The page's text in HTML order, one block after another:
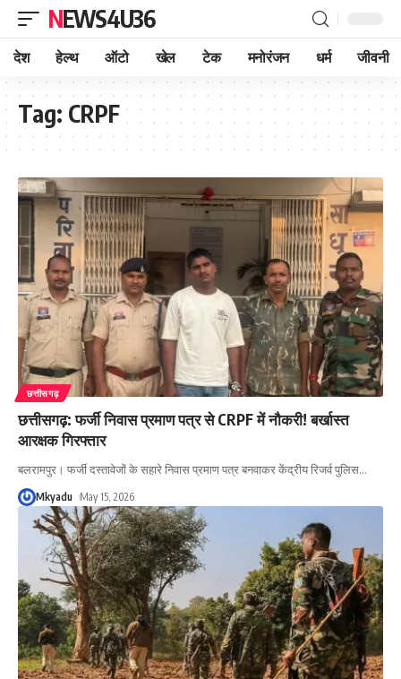
NEWS4U36
देश हेल्थ ऑटो खेल टेक मनोरंजन धर्म जीवनी
Tag: CRPF
छत्तीसगढ़
छत्तीसगढ़: फर्जी निवास प्रमाण पत्र से CRPF में नौकरी! बर्खास्त
आरक्षक गिरफ्तार
बलरामपुर। फर्जी दस्तावेजों के सहारे निवास प्रमाण पत्र बनवाकर केंद्रीय रिजर्व पुलिस…
Mkyadu May 15, 2026